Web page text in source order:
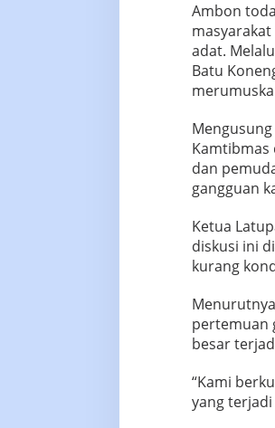
Ambon
adat.
Batu
Kamtibmas
dan
gangguan
Ketua
diskusi ini
kurang
pertemuan
besar
“Kami
yang